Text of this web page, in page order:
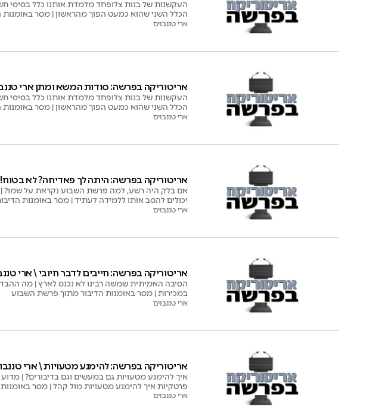
העקשנות של בנות צלופחד מלמדת אותנו כלל בסיסי
הכלל השני שהוא כמעט הפוך מהראשון | מסר
ארי טננבוים
אריטוריקה בפרשה: סודות המשא ומתן ארי טננבוים
העקשנות של בנות צלופחד מלמדת אותנו כלל בסיסי
הכלל השני שהוא כמעט הפוך מהראשון | מסר
ארי טננבוים
אריטוריקה בפרשה: היתה לך פאדיחה? לא בטוח!
אם בלק היה רשע, למה פרשת השבוע נקראת על שמו?
יכולים להסב אותו ללמידה לעתיד | מסר באומנות
ארי טננבוים
אריטוריקה בפרשה: חייבים לדבר חיובי \ ארי
הסיבה האמיתית שמשה רבינו לא נכנס לארץ | מה
במכירות | מסר באומנות הדיבור מתוך פרשת השבוע
ארי טננבוים
אריטוריקה בפרשה: להימנע מטעויות \ ארי
פרטקיות איך להימנע מטעויות מול קהל | מסר
ארי טננבוים